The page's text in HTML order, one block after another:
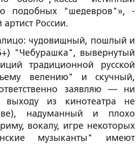
подобных "шедевров"», -
России.
чудовищный, пошлый и
"Чебурашка", вывернутый
традиционной русской
велению" и скучный,
заявляю — ни
из кинотеатра не
надуманный и плохо
вокалу, игре некоторых
музыканты" имеют